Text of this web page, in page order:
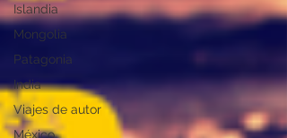
Islandia
Mongolia
Patagonia
India
Viajes de autor
México